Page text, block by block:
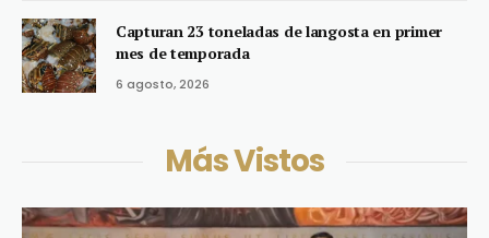
Capturan 23 toneladas de langosta en primer
mes de temporada
6 agosto, 2026
Más Vistos